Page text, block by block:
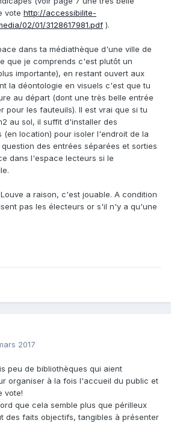
vote http://accessibilite-
02/01/3128617981.pdf ).
dans ta médiathèque d'une ville de
que je comprends c'est plutôt un
importante), en restant ouvert aux
la déontologie en visuels c'est que tu
au départ (dont une très belle entrée
pour les fauteuils). Il est vrai que si tu
au sol, il suffit d'installer des
(en location) pour isoler l'endroit de la
des entrées séparées et sorties
dans l'espace lecteurs si le
a raison, c'est jouable. A condition
pas les électeurs or s'il n'y a qu'une
2017
peu de bibliothèques qui aient
organiser à la fois l'accueil du public et
vote!
que cela semble plus que périlleux
des faits objectifs, tangibles à présenter